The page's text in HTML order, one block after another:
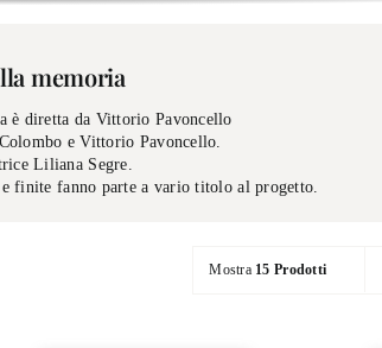
memoria
è diretta da Vittorio Pavoncello
e Vittorio Pavoncello.
Liliana Segre.
finite fanno parte a vario titolo al progetto.
Mostra 15 Prodotti